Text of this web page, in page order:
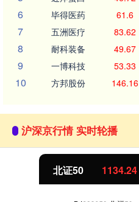
6 毕得医药 61.6
7 五洲医疗 83.62
8 耐科装备 49.67
9 一博科技 53.33
10 方邦股份 146.16
沪深京行情 实时轮播
北证50 1134.24